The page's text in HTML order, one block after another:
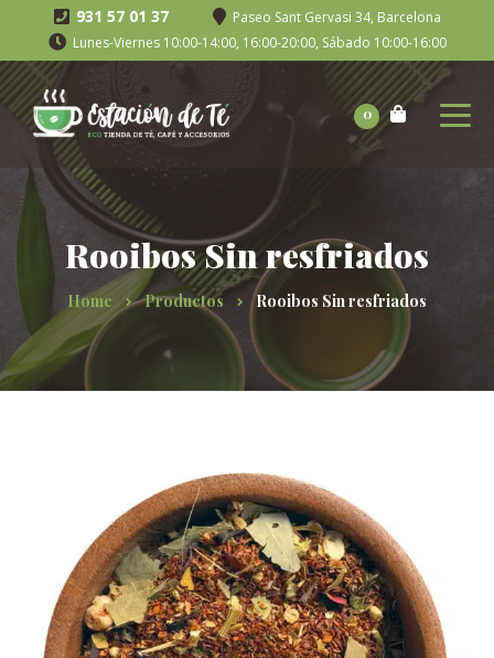
931 57 01 37
Paseo Sant Gervasi 34, Barcelona
Lunes-Viernes 10:00-14:00, 16:00-20:00, Sábado 10:00-16:00
0
Rooibos Sin resfriados
Home Productos Rooibos Sin resfriados